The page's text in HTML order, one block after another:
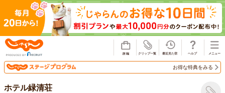
お得な特典をみる
ホテル緑清荘